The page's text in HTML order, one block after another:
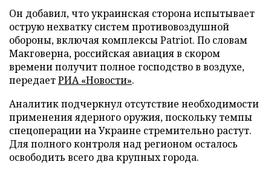
Он добавил, что украинская сторона испытывает
острую нехватку систем противовоздушной
обороны, включая комплексы Patriot. По словам
Макговерна, российская авиация в скором
времени получит полное господство в воздухе,
передаетРИА «Новости».
Аналитик подчеркнул отсутствие необходимости
применения ядерного оружия, поскольку темпы
спецоперации на Украине стремительно растут.
Для полного контроля над регионом осталось
освободить всего два крупных города.